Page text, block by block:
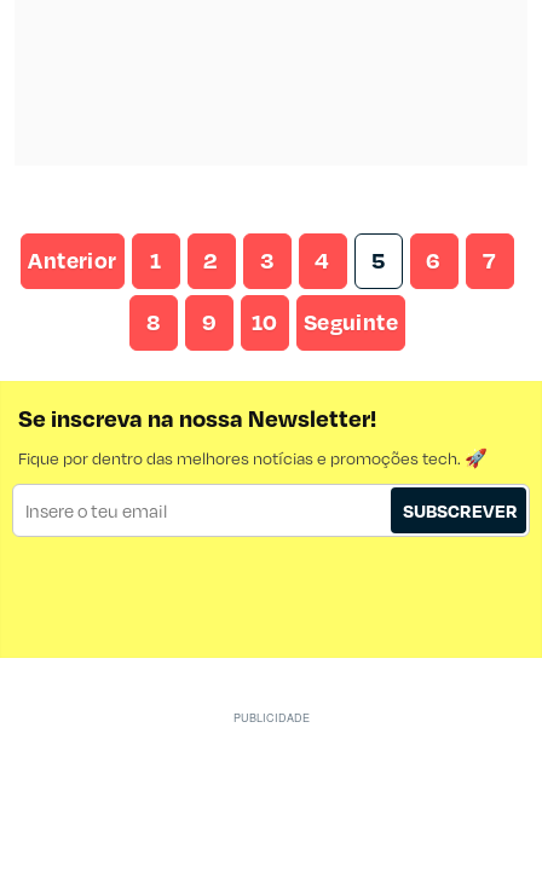
Anterior 1 2 3 4 5 6 7
8 9 10 Seguinte
Se inscreva na nossa Newsletter!
Fique por dentro das melhores notícias e promoções tech. 🚀
SUBSCREVER